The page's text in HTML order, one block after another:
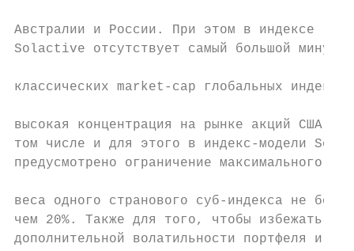
Австралии и России. При этом в индексе
Solactive отсутствует самый большой минус
классических market-cap глобальных
высокая концентрация на рынке акций США: в
том числе и для этого в индекс-модели
предусмотрено ограничение
веса одного странового суб-индекса не более
чем 20%. Также для того, чтобы избежать
дополнительной волатильности портфеля